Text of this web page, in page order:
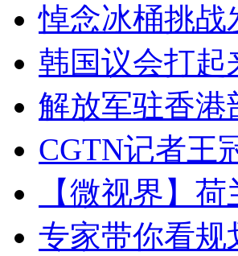
悼念冰桶挑战
韩国议会打起
解放军驻香港
CGTN记者王
【微视界】
专家带你看规